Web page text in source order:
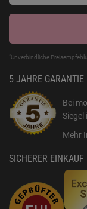
*Unverbindliche
5 JAHRE GARANTIE
Bei
Siegel
Mehr
SICHERER EINKAUF